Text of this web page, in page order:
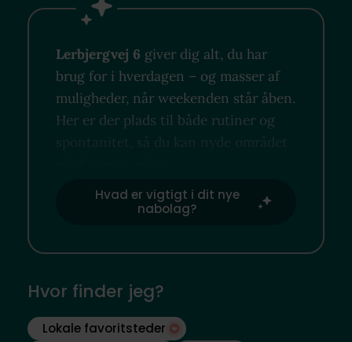
Lerbjergvej 6 giver dig alt, du har
brug for i hverdagen – og masser af
muligheder, når weekenden står åben.
Her er der plads til både rutiner og
spontanitet, så du kan nyde området
Hvad er vigtigt i dit nye
nabolag?
Hvor finder jeg?
Lokale favoritsteder